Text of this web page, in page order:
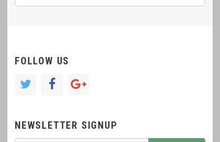
FOLLOW US
NEWSLETTER SIGNUP